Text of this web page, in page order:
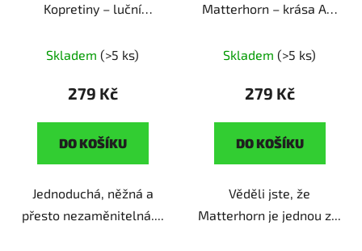
Kopretiny – luční
milovnice květin
Skladem (>5 ks)
279 Kč
DO KOŠÍKU
Jednoduchá, něžná a
přesto nezaměnitelná....
Matterhorn – krása Alp
Skladem (>5 ks)
279 Kč
DO KOŠÍKU
Věděli jste, že
Matterhorn je jednou z...